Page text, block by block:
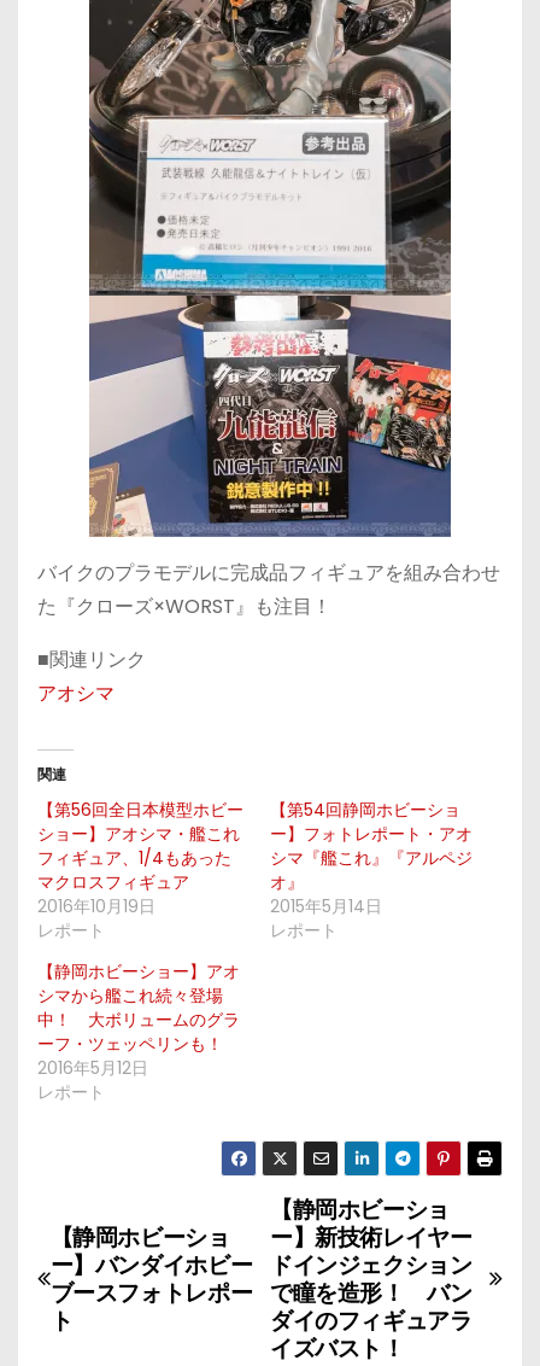
バイクのプラモデルに完成品フィギュアを組み合わせ
た『クローズ×WORST』も注目！
■関連リンク
アオシマ
関連
【第56回全日本模型ホビー
ショー】アオシマ・艦これ
フィギュア、1/4もあった
マクロスフィギュア
2016年10月19日
レポート
【第54回静岡ホビーショ
ー】フォトレポート・アオ
シマ『艦これ』『アルペジ
オ』
2015年5月14日
レポート
【静岡ホビーショー】アオ
シマから艦これ続々登場
中！ 大ボリュームのグラ
ーフ・ツェッペリンも！
2016年5月12日
レポート
投
稿
ナ
【静岡ホビーショ
ー】新技術レイヤー
ドインジェクション
で瞳を造形！ バン
ダイのフィギュアラ
イズバスト！
【静岡ホビーショ
ー】バンダイホビー
ブースフォトレポー
ト